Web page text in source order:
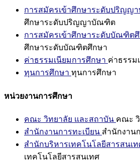
การสมัครเข้าศึกษาระดับปริญญ
ศึกษาระดับปริญญาบัณฑิต
การสมัครเข้าศึกษาระดับบัณฑิต
ศึกษาระดับบัณฑิตศึกษา
ค่าธรรมเนียมการศึกษา ค่าธรรม
ทุนการศึกษา ทุนการศึกษา
หน่วยงานการศึกษา
คณะ วิทยาลัย และสถาบัน คณะ
สำนักงานการทะเบียน สำนักงาน
สำนักบริหารเทคโนโลยีสารสนเ
เทคโนโลยีสารสนเทศ